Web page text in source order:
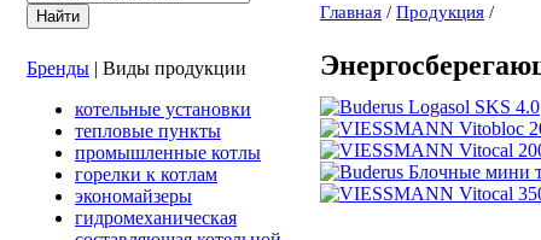
Бренды | Виды продукции
котельные установки
тепловые пункты
промышленные котлы
горелки к котлам
экономайзеры
гидромеханическая
Главная / Продукция /